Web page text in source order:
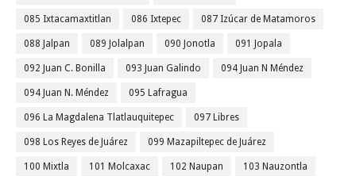
085 Ixtacamaxtitlan 086 Ixtepec 087 Izúcar de Matamoros
088 Jalpan 089 Jolalpan 090 Jonotla 091 Jopala
092 Juan C. Bonilla 093 Juan Galindo 094 Juan N Méndez
094 Juan N. Méndez 095 Lafragua
096 La Magdalena Tlatlauquitepec 097 Libres
098 Los Reyes de Juárez 099 Mazapiltepec de Juárez
100 Mixtla 101 Molcaxac 102 Naupan 103 Nauzontla